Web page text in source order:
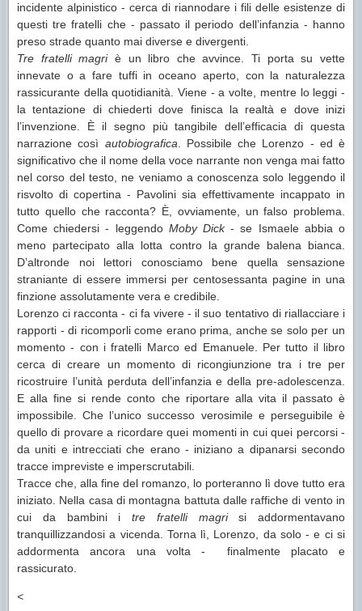
incidente alpinistico - cerca di riannodare i fili delle esistenze di
questi tre fratelli che - passato il periodo dell’infanzia - hanno
preso strade quanto mai diverse e divergenti.
Tre fratelli magriè un libro che avvince. Ti porta su vette
innevate o a fare tuffi in oceano aperto, con la naturalezza
rassicurante della quotidianità. Viene - a volte, mentre lo leggi -
la tentazione di chiederti dove finisca la realtà e dove inizi
l’invenzione. È il segno più tangibile dell’efficacia di questa
narrazione così autobiografica . Possibile che Lorenzo - ed è
significativo che il nome della voce narrante non venga mai fatto
nel corso del testo, ne veniamo a conoscenza solo leggendo il
risvolto di copertina - Pavolini sia effettivamente incappato in
tutto quello che racconta? È, ovviamente, un falso problema.
Come chiedersi - leggendo Moby Dick- se Ismaele abbia o
meno partecipato alla lotta contro la grande balena bianca.
D’altronde noi lettori conosciamo bene quella sensazione
straniante di essere immersi per centosessanta pagine in una
finzione assolutamente vera e credibile.
Lorenzo ci racconta - ci fa vivere - il suo tentativo di riallacciare i
rapporti - di ricomporli come erano prima, anche se solo per un
momento - con i fratelli Marco ed Emanuele. Per tutto il libro
cerca di creare un momento di ricongiunzione tra i tre per
ricostruire l’unità perduta dell’infanzia e della pre-adolescenza.
E alla fine si rende conto che riportare alla vita il passato è
impossibile. Che l’unico successo verosimile e perseguibile è
quello di provare a ricordare quei momenti in cui quei percorsi -
da uniti e intrecciati che erano - iniziano a dipanarsi secondo
tracce impreviste e imperscrutabili.
Tracce che, alla fine del romanzo, lo porteranno lì dove tutto era
iniziato. Nella casa di montagna battuta dalle raffiche di vento in
cui da bambini i tre fratelli magrisi addormentavano
tranquillizzandosi a vicenda. Torna lì, Lorenzo, da solo - e ci si
addormenta ancora una volta - finalmente placato e
rassicurato.
<